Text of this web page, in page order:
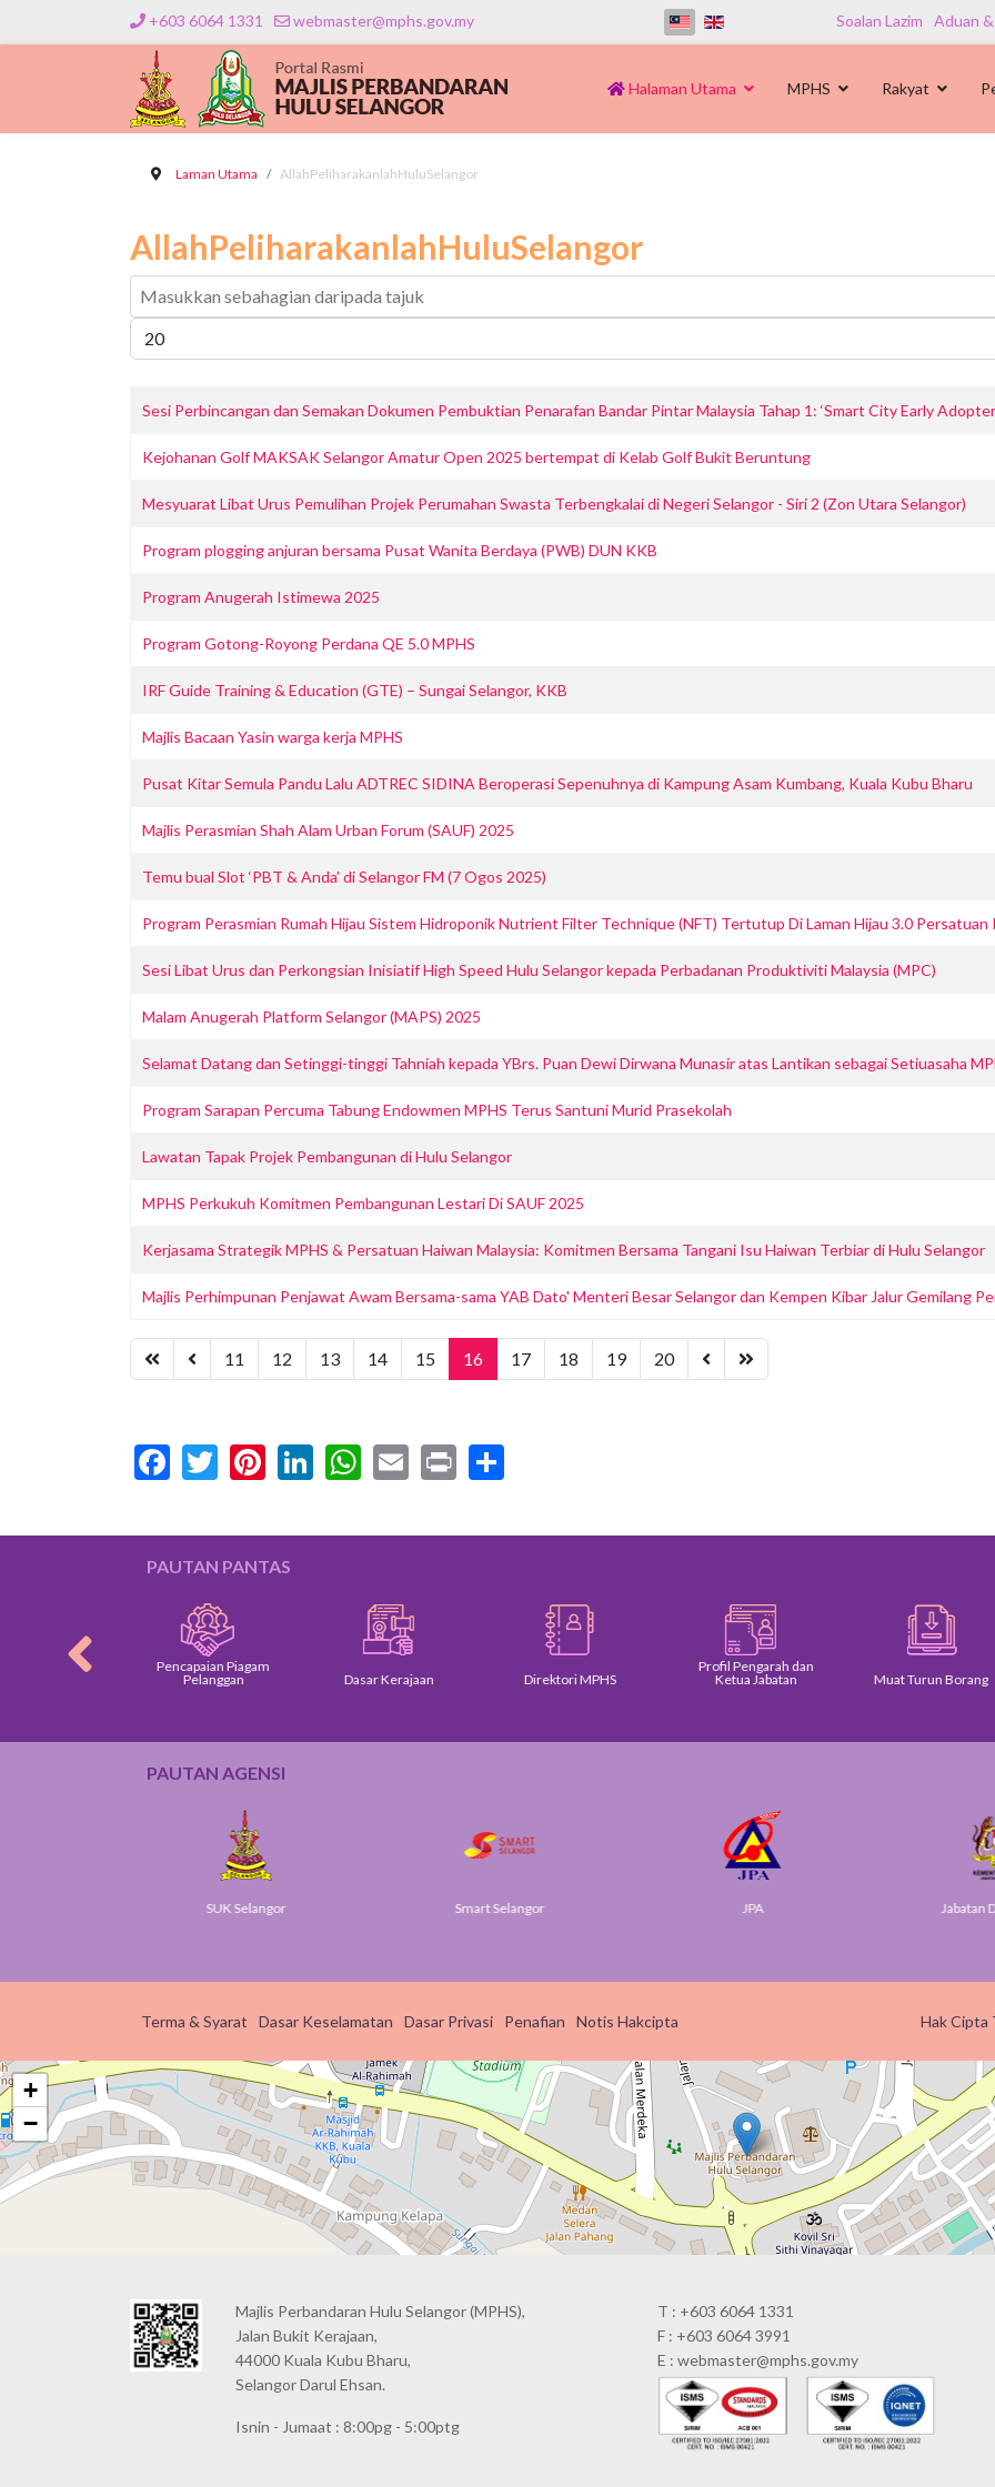
+603 6064 1331 webmaster@mphs.gov.my Soalan Lazim Aduan
Halaman Utama MPHS Rakyat
Laman Utama AllahPeliharakanlahHuluSelangor
AllahPeliharakanlahHuluSelangor
Papar #
Sesi Perbincangan dan Semakan Dokumen Pembuktian Penarafan Bandar Pintar Malaysia Tahap 1: ‘Smart City Early
Kejohanan Golf MAKSAK Selangor Amatur Open 2025 bertempat di Kelab Golf Bukit Beruntung
Mesyuarat Libat Urus Pemulihan Projek Perumahan Swasta Terbengkalai di Negeri Selangor - Siri 2 (Zon Utara Selangor)
Program plogging anjuran bersama Pusat Wanita Berdaya (PWB) DUN KKB
Program Anugerah Istimewa 2025
Program Gotong-Royong Perdana QE 5.0 MPHS
IRF Guide Training & Education (GTE) – Sungai Selangor, KKB
Majlis Bacaan Yasin warga kerja MPHS
Pusat Kitar Semula Pandu Lalu ADTREC SIDINA Beroperasi Sepenuhnya di Kampung Asam Kumbang, Kuala Kubu Bharu
Majlis Perasmian Shah Alam Urban Forum (SAUF) 2025
Temu bual Slot ‘PBT & Anda’ di Selangor FM (7 Ogos 2025)
Program Perasmian Rumah Hijau Sistem Hidroponik Nutrient Filter Technique (NFT) Tertutup Di Laman Hijau 3.0
Sesi Libat Urus dan Perkongsian Inisiatif High Speed Hulu Selangor kepada Perbadanan Produktiviti Malaysia (MPC)
Malam Anugerah Platform Selangor (MAPS) 2025
Selamat Datang dan Setinggi-tinggi Tahniah kepada YBrs. Puan Dewi Dirwana Munasir atas Lantikan sebagai Setiuasaha
Program Sarapan Percuma Tabung Endowmen MPHS Terus Santuni Murid Prasekolah
Lawatan Tapak Projek Pembangunan di Hulu Selangor
MPHS Perkukuh Komitmen Pembangunan Lestari Di SAUF 2025
Kerjasama Strategik MPHS & Persatuan Haiwan Malaysia: Komitmen Bersama Tangani Isu Haiwan Terbiar di Hulu Selangor
Majlis Perhimpunan Penjawat Awam Bersama-sama YAB Dato' Menteri Besar Selangor dan Kempen Kibar Jalur Gemilang
11 12 13 14 15 16 17 18 19 20
Facebook
Twitter
Pinterest
LinkedIn
WhatsApp
Email
Print
PAUTAN PANTAS
Pencapaian Piagam
Pelanggan
Dasar Kerajaan Direktori MPHS
Profil Pengarah dan
Ketua Jabatan
Muat Turun Borang
PAUTAN AGENSI
SUK Selangor Smart Selangor JPA Jabatan
Terma & Syarat Dasar Keselamatan Dasar Privasi Penafian Notis Hakcipta Hak Cipta
+
−
Majlis Perbandaran Hulu Selangor (MPHS),
Jalan Bukit Kerajaan,
44000 Kuala Kubu Bharu,
Selangor Darul Ehsan.
Isnin - Jumaat : 8:00pg - 5:00ptg
T : +603 6064 1331
F : +603 6064 3991
E : webmaster@mphs.gov.my